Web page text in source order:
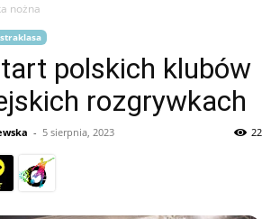
nożna
polskich klubów
rozgrywkach
- 5 sierpnia, 2023 22